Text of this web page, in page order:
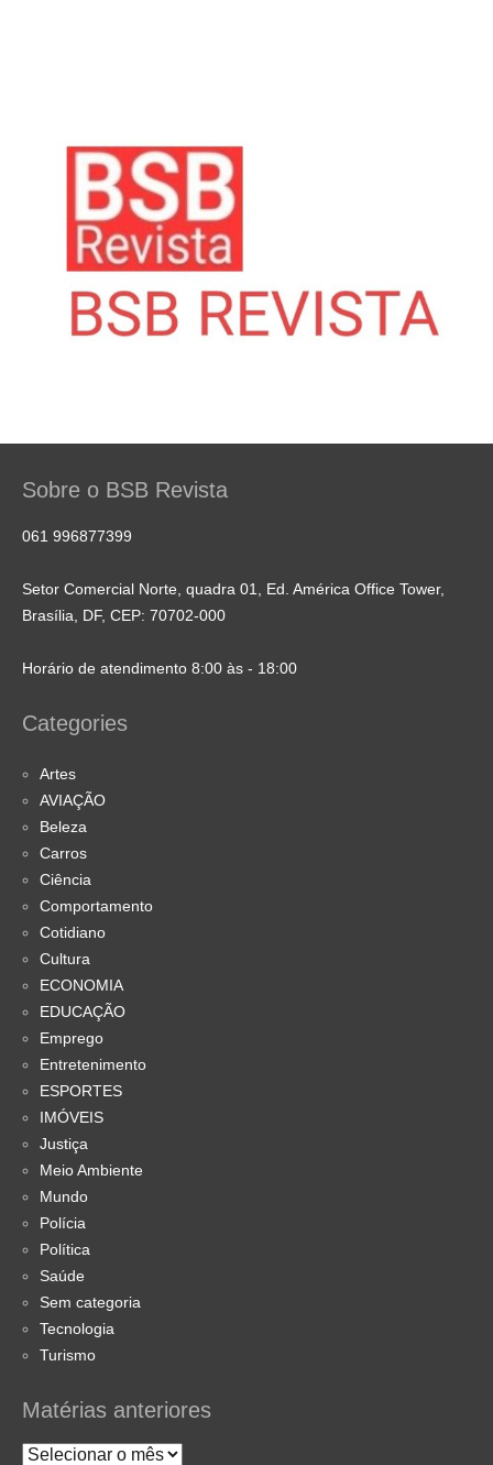
Sobre o BSB Revista
061 996877399
Setor Comercial Norte, quadra 01, Ed. América Office Tower,
Brasília, DF, CEP: 70702-000
Horário de atendimento 8:00 às - 18:00
Categories
Artes
AVIAÇÃO
Beleza
Carros
Ciência
Comportamento
Cotidiano
Cultura
ECONOMIA
EDUCAÇÃO
Emprego
Entretenimento
ESPORTES
IMÓVEIS
Justiça
Meio Ambiente
Mundo
Polícia
Política
Saúde
Sem categoria
Tecnologia
Turismo
Matérias anteriores
Matérias